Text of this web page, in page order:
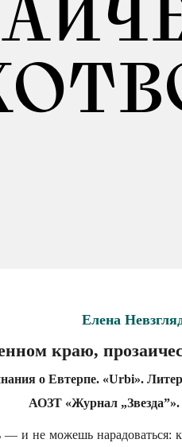
Елена
краю,
о Евтерпе. «Urbi».
АОЗТ «Журнал „Звезда”».
и не можешь нарадоваться: